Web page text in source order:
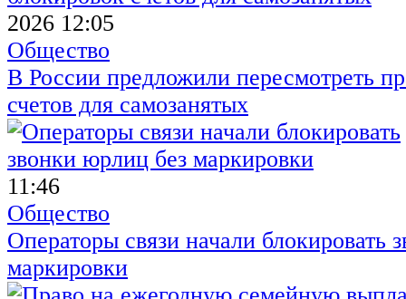
2026 12:05
Общество
В России предложили пересмотреть
счетов для самозанятых
11:46
Общество
Операторы связи начали блокировать
маркировки